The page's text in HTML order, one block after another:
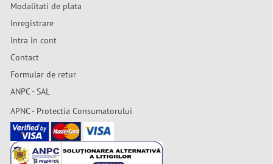
Modalitati de plata
Inregistrare
Intra in cont
Contact
Formular de retur
ANPC - SAL
APNC - Protectia Consumatorului